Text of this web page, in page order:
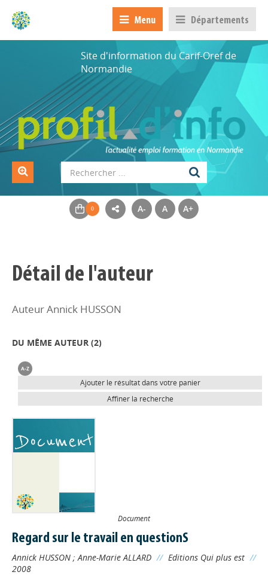
Menu Départements
Site d'information du Carif-Oref de
Normandie
A- A A+
Détail de l'auteur
Auteur Annick HUSSON
DU MÊME AUTEUR (2)
Ajouter le résultat dans votre panier
Affiner la recherche
Document
Regard sur le travail en questionS
Annick HUSSON ;Anne-Marie ALLARD // Editions Qui plus est //
2008